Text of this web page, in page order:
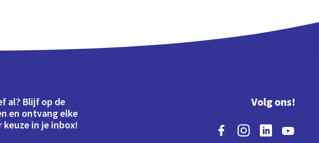
al? Blijf op de
en ontvang elke
in je inbox!
Volg ons!